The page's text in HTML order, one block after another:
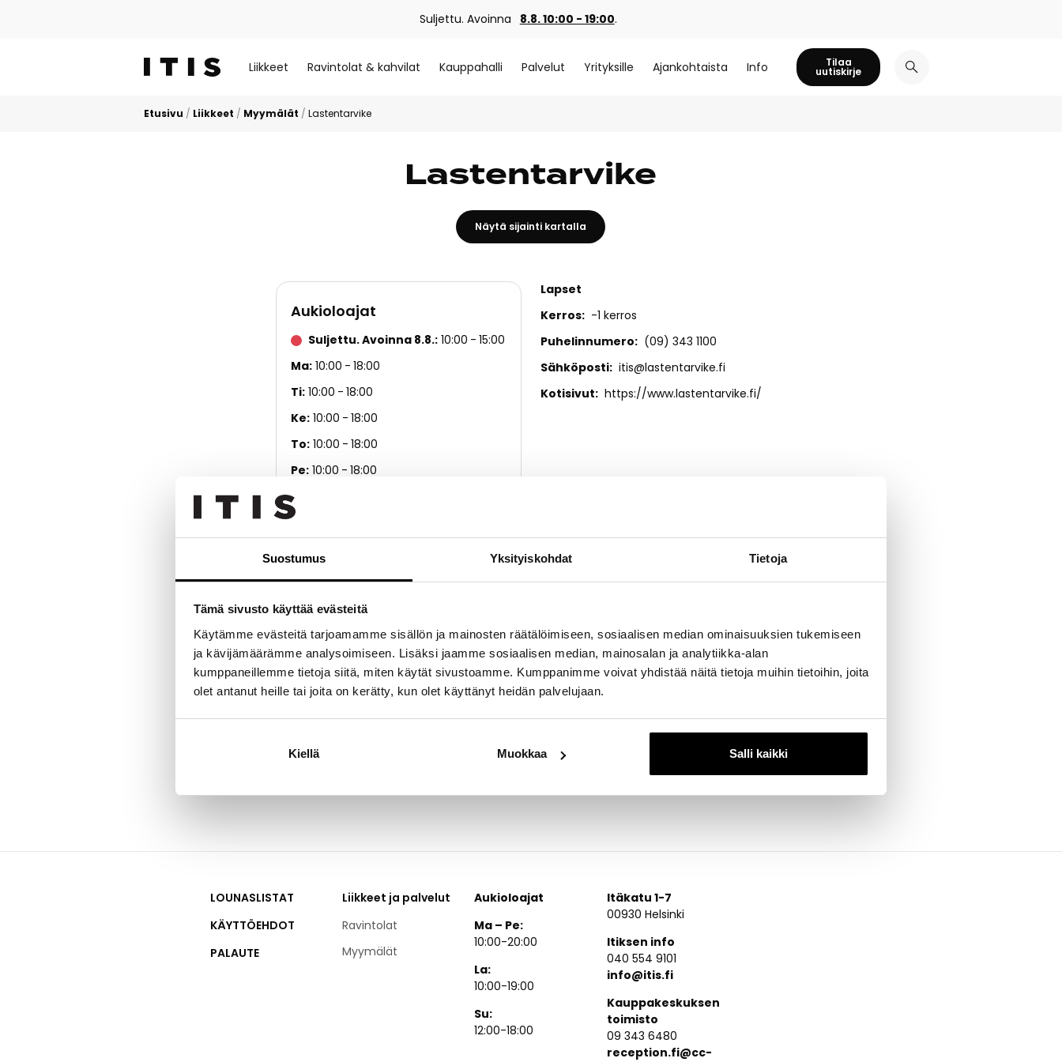
Suostumus Yksityiskohdat Tietoja
Tämä sivusto käyttää evästeitä
Käytämme evästeitä tarjoamamme sisällön ja mainosten räätälöimiseen, sosiaalisen median ominaisuuksien tukemiseen
ja kävijämäärämme analysoimiseen. Lisäksi jaamme sosiaalisen median, mainosalan ja analytiikka-alan
kumppaneillemme tietoja siitä, miten käytät sivustoamme. Kumppanimme voivat yhdistää näitä tietoja muihin tietoihin, joita
olet antanut heille tai joita on kerätty, kun olet käyttänyt heidän palvelujaan.
Kiellä Muokkaa Salli kaikki
Suljettu. Avoinna 8.8. 10:00 - 19:00.
Liikkeet Ravintolat & kahvilat Kauppahalli Palvelut Yrityksille Ajankohtaista Info Tilaa
uutiskirje
Etusivu / Liikkeet / Myymälät / Lastentarvike
Lastentarvike
Näytä sijainti kartalla
Aukioloajat
Suljettu. Avoinna 8.8. 10:00
15:00
Ma 10:00
18:00
Ti 10:00
18:00
Ke 10:00
18:00
To 10:00
18:00
Pe 10:00
18:00
La
Su
Lapset
Kerros
-1 kerros
Puhelinnumero
(09) 343 1100
Sähköposti itis@lastentarvike.fi
Kotisivut
https://www.lastentarvike.fi/
Suomen suurimmasta vauva- ja lastentarvikevalikoimasta löydät kaiken tarvittavan
pienokaisellesi: vaunut, turvaistuimet, pinnasängyt sekä paljon muuta. Koulutettu ja
palveleva henkilökuntamme auttaa sinua mielellään. Tervetuloa!
Lastentarvike – mukana lapsesi kasvussa jo yli 40 vuoden ajan.
Lastentarvike sijaitsee osoitteessa Turunlinnantie 2 B. Kulku myymälään ainoastaan
ulkokautta.
LOUNASLISTAT
KÄYTTÖEHDOT
PALAUTE
Liikkeet ja palvelut
Ravintolat
Myymälät
Aukioloajat
Ma – Pe:
10:00-20:00
La:
10:00-19:00
Su:
12:00-18:00
Itäkatu 1-7
00930 Helsinki
Itiksen info
040 554 9101
info@itis.fi
Kauppakeskuksen
toimisto
09 343 6480
reception.fi@cc-